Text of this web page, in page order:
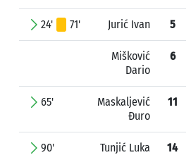
24' 71' Jurić Ivan 5
Mišković
Dario
6
65'
Maskaljević
Đuro
11
90' Tunjić Luka 14